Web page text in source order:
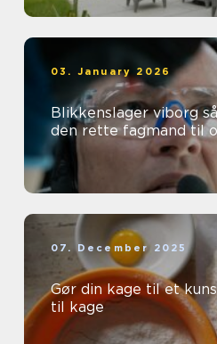
03. January 2026
Blikkenslager viborg sådan vælger du
den rette fagmand til
07. December 2025
Gør din kage til et
til kage